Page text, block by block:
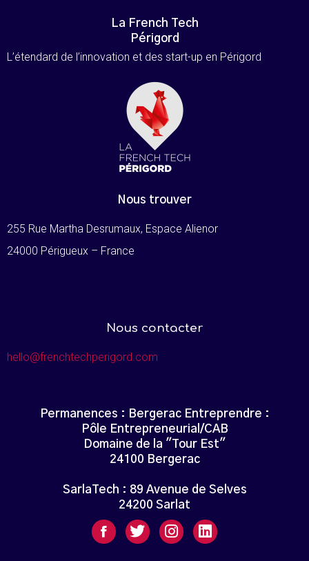
La French Tech
Périgord
L’étendard de l’innovation et des start-up en Périgord
Nous trouver
255 Rue Martha Desrumaux, Espace Alienor
24000 Périgueux – France
Nous contacter
hello@frenchtechperigord.com
Permanences : Bergerac Entreprendre :
Pôle Entrepreneurial/CAB
Domaine de la "Tour Est"
24100 Bergerac
SarlaTech : 89 Avenue de Selves
24200 Sarlat